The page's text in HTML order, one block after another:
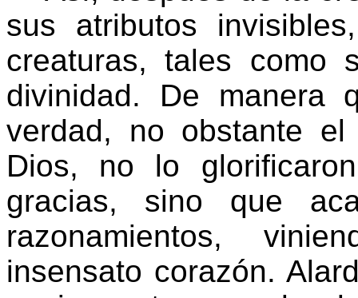
sus atributos
creaturas, tales como
divinidad. De manera
verdad, no obstante
Dios, no lo
gracias, sino que
razonamientos,
insensato corazón.